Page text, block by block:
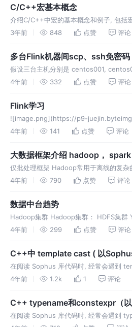
C/C++宏基本概念
介绍C/C++中宏的基本概念和例子, 包括
的建议和替代方案. 并附带大量的例子.
3年前 848 点赞 评论
多台Flink机器间scp、ssh免密码
假设三台主机分别是 centos001,
上执行 在第1台机器上： 把第1台机器的
4年前 332 点赞 评论
Flink学习
![image.png](https://p9-
k3u1fbpfcp/
4年前 141 点赞 评论
大数据框架介绍 hadoop，
samza
仅批处理框架 Hadoop常用于离线的复杂
Samza与和Kafka紧密集成的流处理
4年前 790 点赞 评论
数据中台趋势
Hadoop集群 Hadoop集群： HDFS集群
理上在一起 Hadoop部署模式 数据中台的
4年前 299 点赞 评论
C++中 template cast ( 以
在阅读 Sophus 库代码时, 经常会遇到
sophus/so3.hpp: 通过
4年前 1.2k 1 评论
C++ typename和constexpr（以
在阅读 Sophus 库代码时, 经常会遇到